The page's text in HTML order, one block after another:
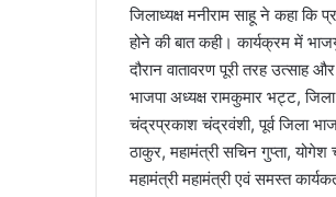
जिलाध्यक्ष मनीराम साहू ने कहा
होने की बात कही। कार्यक्रम में
दौरान वातावरण पूरी तरह उत्साह
भाजपा अध्यक्ष रामकुमार भट्ट,
चंद्रप्रकाश चंद्रवंशी, पूर्व जिला
ठाकुर, महामंत्री सचिन गुप्ता,
महामंत्री महामंत्री एवं समस्त